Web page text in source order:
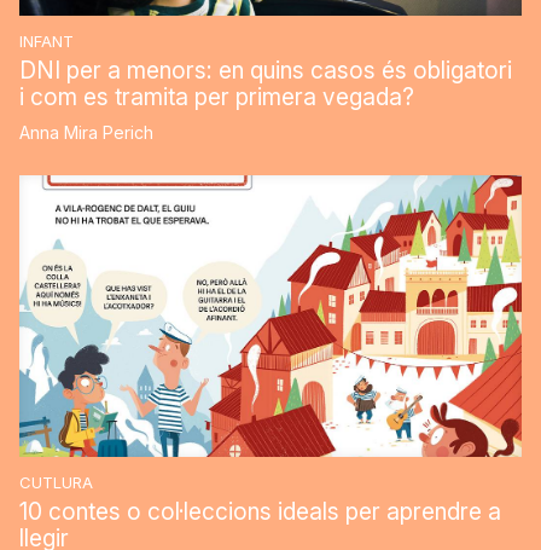
INFANT
DNI per a menors: en quins casos és obligatori
i com es tramita per primera vegada?
Anna Mira Perich
CUTLURA
10 contes o col·leccions ideals per aprendre a
llegir